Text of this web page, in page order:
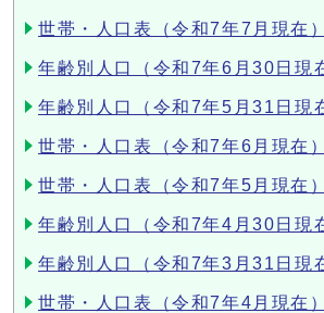
世帯・人口表（令和7年7月現在）
年齢別人口（令和7年6月30日現
年齢別人口（令和7年5月31日現
世帯・人口表（令和7年6月現在）
世帯・人口表（令和7年5月現在）
年齢別人口（令和7年4月30日現
年齢別人口（令和7年3月31日現
世帯・人口表（令和7年4月現在）